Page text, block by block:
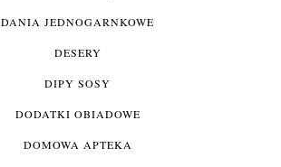
DANIA JEDNOGARNKOWE
DESERY
DIPY SOSY
DODATKI OBIADOWE
DOMOWA APTEKA